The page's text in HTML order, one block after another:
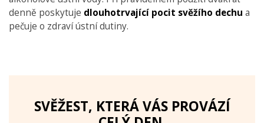
denně poskytuje dlouhotrvající pocit svěžího dechu a
pečuje o zdraví ústní dutiny.
SVĚŽEST, KTERÁ VÁS PROVÁZÍ